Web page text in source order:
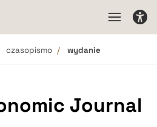
czasopismo wydanie
Journal